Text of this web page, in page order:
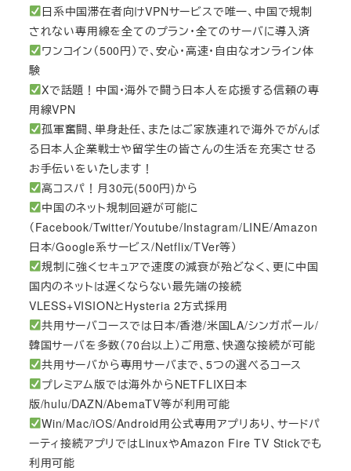
日系中国滞在者向けVPNサービスで唯一、中国で規制
されない専用線を全てのプラン・全てのサーバに導入済
ワンコイン（500円）で、安心・高速・自由なオンライン体
験
Xで話題！中国・海外で闘う日本人を応援する信頼の専
用線VPN
孤軍奮闘、単身赴任、またはご家族連れで海外でがんば
る日本人企業戦士や留学生の皆さんの生活を充実させる
お手伝いをいたします！
高コスパ！月30元(500円)から
中国のネット規制回避が可能に
（Facebook/Twitter/Youtube/Instagram/LINE/Amazon
日本/Google系サービス/Netflix/TVer等）
規制に強くセキュアで速度の減衰が殆どなく、更に中国
国内のネットは遅くならない最先端の接続
VLESS+VISIONとHysteria 2方式採用
共用サーバコースでは日本/香港/米国LA/シンガポール/
韓国サーバを多数（70台以上）ご用意、快適な接続が可能
共用サーバから専用サーバまで、5つの選べるコース
プレミアム版では海外からNETFLIX日本
版/hulu/DAZN/AbemaTV等が利用可能
Win/Mac/iOS/Android用公式専用アプリあり、サードパ
ーティ接続アプリではLinuxやAmazon Fire TV Stickでも
利用可能